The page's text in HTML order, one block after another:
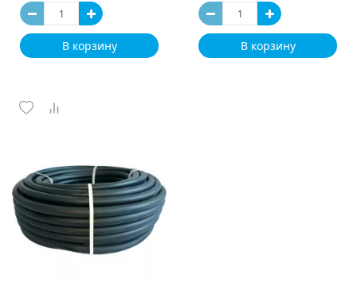
В корзину В корзину